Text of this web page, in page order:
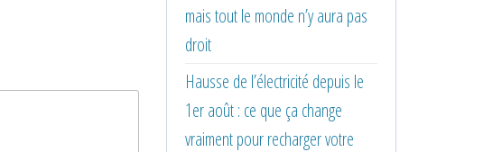
mais tout le monde n’y aura pas
droit
Hausse de l’électricité depuis le
1er août : ce que ça change
vraiment pour recharger votre